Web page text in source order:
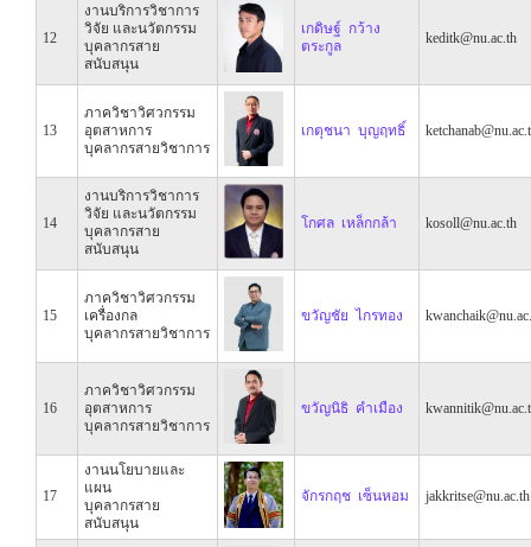
12
งานบริการวิชาการ
วิจัย และนวัตกรรม
บุคลากรสาย
สนับสนุน
เกดิษฐ์ กว้าง
ตระกูล
keditk@nu.ac.th
13
ภาควิชาวิศวกรรม
อุตสาหการ
บุคลากรสายวิชาการ
เกตุชนา บุญฤทธิ์
14
งานบริการวิชาการ
วิจัย และนวัตกรรม
บุคลากรสาย
สนับสนุน
โกศล เหล็กกล้า kosoll@nu.ac.th
15
ภาควิชาวิศวกรรม
เครื่องกล
บุคลากรสายวิชาการ
ขวัญชัย ไกรทอง
16
ภาควิชาวิศวกรรม
อุตสาหการ
บุคลากรสายวิชาการ
ขวัญนิธิ คำเมือง
17
งานนโยบายและ
แผน
บุคลากรสาย
สนับสนุน
จักรกฤช เซ็นหอม jakkritse@nu.ac.th